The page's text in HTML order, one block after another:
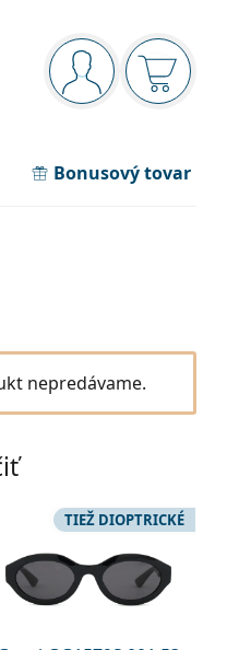
Navigačný panel
ste prihláseníNákupný
Bonusový tovar
nepredávame.
TIEŽ DIOPTRICKÉ